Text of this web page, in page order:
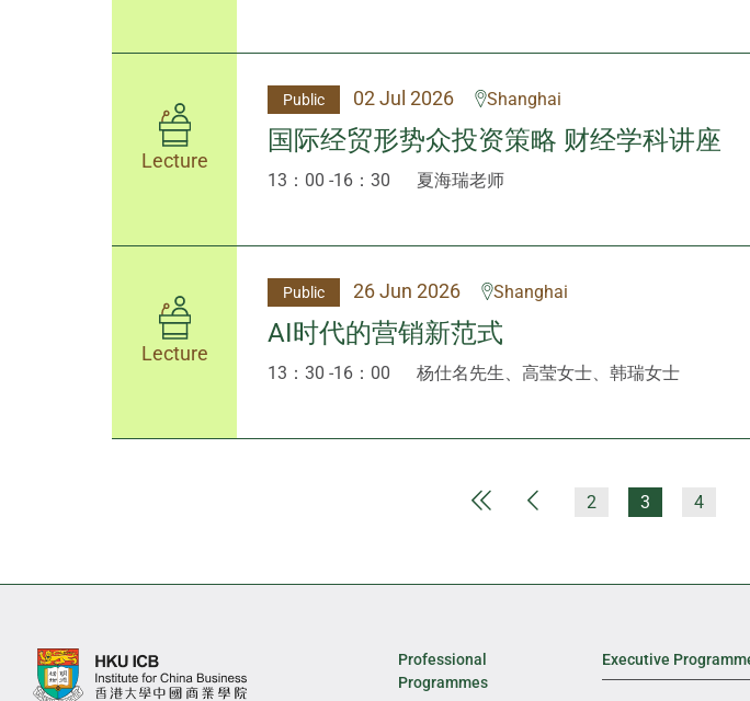
Lecture
Public 02 Jul 2026 Shanghai
国际经贸形势众投资策略 财经学科讲座
13：00 -16：30 夏海瑞老师
Lecture
Public 26 Jun 2026 Shanghai
AI时代的营销新范式
13：30 -16：00 杨仕名先生、高莹女士、韩瑞女士
First PagePrevious Page
2 3 4
Professional
Programmes
Executive